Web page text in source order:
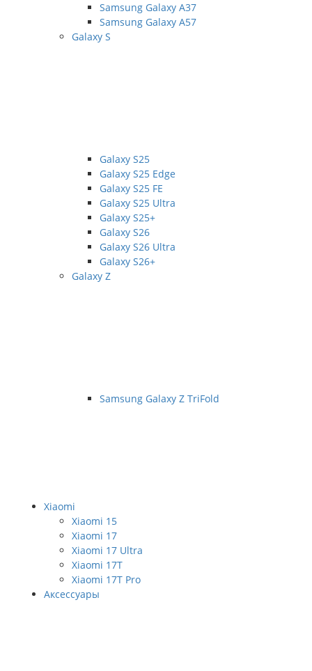
Samsung Galaxy A37
Samsung Galaxy A57
Galaxy S
Galaxy S25
Galaxy S25 Edge
Galaxy S25 FE
Galaxy S25 Ultra
Galaxy S25+
Galaxy S26
Galaxy S26 Ultra
Galaxy S26+
Galaxy Z
Samsung Galaxy Z TriFold
Xiaomi
Xiaomi 15
Xiaomi 17
Xiaomi 17 Ultra
Xiaomi 17T
Xiaomi 17T Pro
Аксессуары